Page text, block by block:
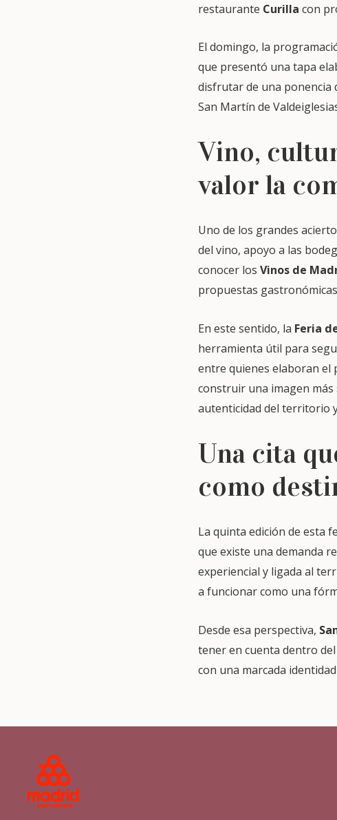
restaurante Curilla con
El domingo, la
que presentó una tapa
disfrutar de una ponencia
San Martín de
Vino,
valor la
Uno de los grandes
del vino, apoyo a las
conocer los Vinos de
propuestas
En este sentido, la Feria
herramienta útil para
entre quienes elaboran el
construir una imagen más
autenticidad del territorio
Una cita
como
La quinta edición de esta
que existe una demanda
experiencial y ligada al
a funcionar como una
Desde esa perspectiva,
tener en cuenta dentro
con una marcada